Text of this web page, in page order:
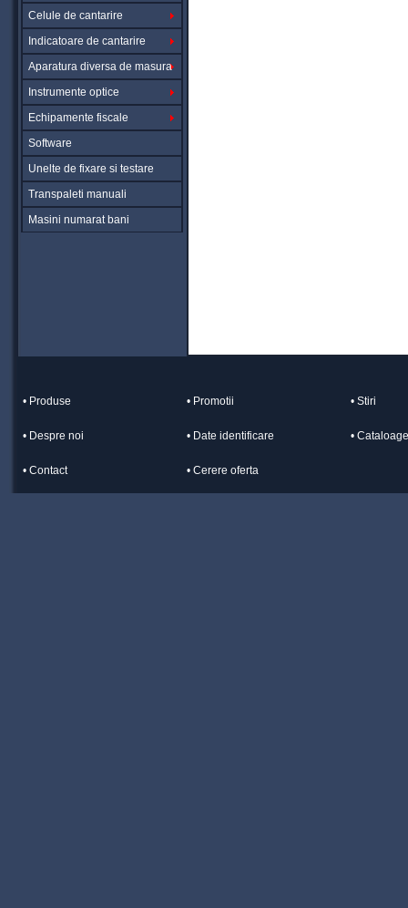
Celule de cantarire
Indicatoare de cantarire
Aparatura diversa de masura
Instrumente optice
Echipamente fiscale
Software
Unelte de fixare si testare
Transpaleti manuali
Masini numarat bani
• Produse • Promotii • Stiri
• Despre noi • Date identificare • Cataloage
• Contact • Cerere oferta